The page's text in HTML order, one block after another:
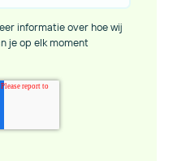
informatie over hoe wij
je op elk moment